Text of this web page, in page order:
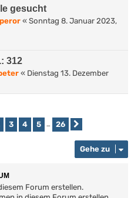
gesucht
« Sonntag 8. Januar 2023,
312
« Dienstag 13. Dezember
26
3 4 5 … 26
Gehe zu
Forum erstellen.